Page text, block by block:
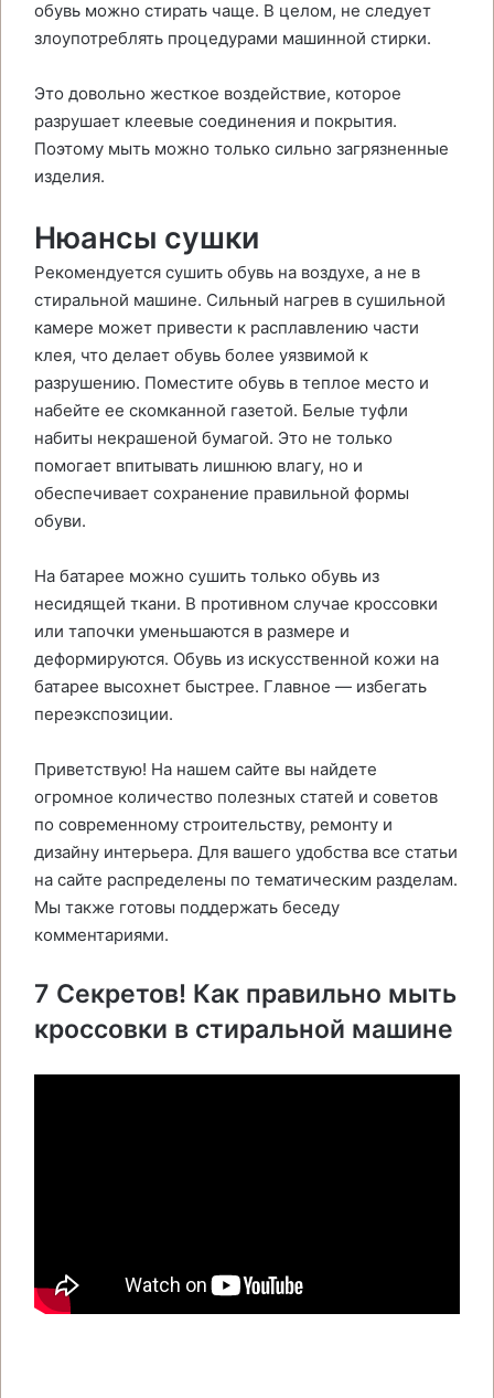
обувь можно стирать чаще. В целом, не следует
злоупотреблять процедурами машинной стирки.
Это довольно жесткое воздействие, которое
разрушает клеевые соединения и покрытия.
Поэтому мыть можно только сильно загрязненные
изделия.
Нюансы сушки
Рекомендуется сушить обувь на воздухе, а не в
стиральной машине. Сильный нагрев в сушильной
камере может привести к расплавлению части
клея, что делает обувь более уязвимой к
разрушению. Поместите обувь в теплое место и
набейте ее скомканной газетой. Белые туфли
набиты некрашеной бумагой. Это не только
помогает впитывать лишнюю влагу, но и
обеспечивает сохранение правильной формы
обуви.
На батарее можно сушить только обувь из
несидящей ткани. В противном случае кроссовки
или тапочки уменьшаются в размере и
деформируются. Обувь из искусственной кожи на
батарее высохнет быстрее. Главное — избегать
переэкспозиции.
Приветствую! На нашем сайте вы найдете
огромное количество полезных статей и советов
по современному строительству, ремонту и
дизайну интерьера. Для вашего удобства все статьи
на сайте распределены по тематическим разделам.
Мы также готовы поддержать беседу
комментариями.
7 Секретов! Как правильно мыть
кроссовки в стиральной машине